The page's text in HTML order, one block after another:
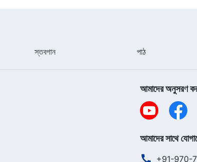
স্তবগান পাঠ
আমাদের অনুসরণ
আমাদের সাথে
+91-970-